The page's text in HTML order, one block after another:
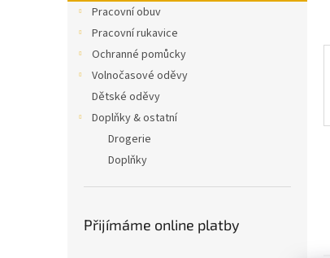
Pracovní obuv
Pracovní rukavice
Ochranné pomůcky
Volnočasové oděvy
Dětské oděvy
Doplňky & ostatní
Drogerie
Doplňky
Přijímáme online platby